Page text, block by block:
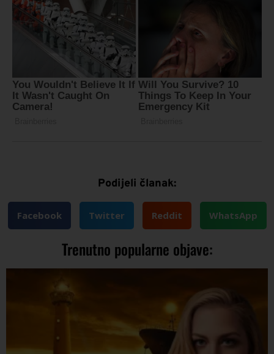
Podijeli članak:
Facebook Twitter Reddit WhatsApp
Trenutno popularne objave: